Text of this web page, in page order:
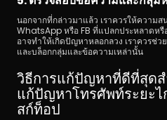
นอกจากที่กล่าวมาแล้ว เราควรให้ความส
WhatsApp หรือ FB ที่แปลกประหลาดห
อาจทำให้เกิดปัญหาหลอกลวง เราควรช่ว
และบล็อกกลุ่มและข้อความเหล่านั้น
วิธีการแก้ปัญหาที่ดีที่สุด
แก้ปัญหาโทรศัพท์ระยะไ
สก์ท็อป